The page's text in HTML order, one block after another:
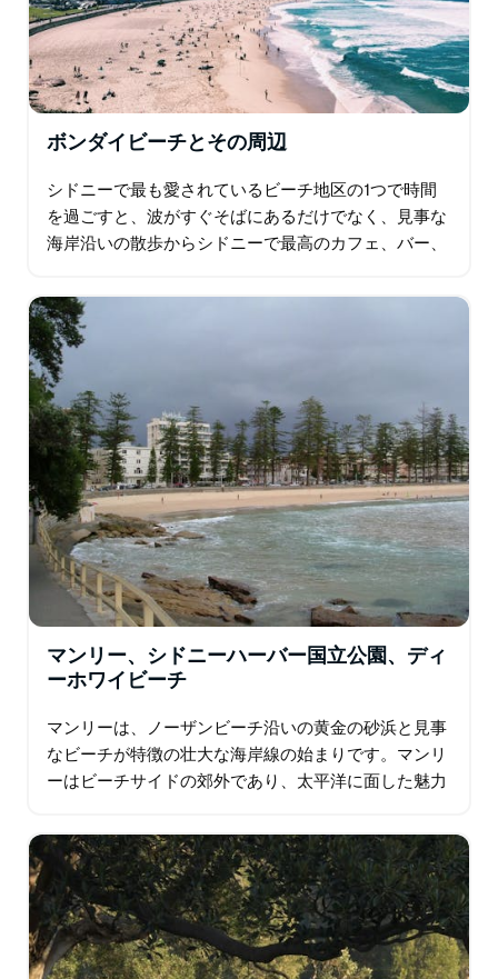
ボンダイビーチとその周辺
シドニーで最も愛されているビーチ地区の1つで時間
を過ごすと、波がすぐそばにあるだけでなく、見事な
海岸沿いの散歩からシドニーで最高のカフェ、バー、
できます…
マンリー、シドニーハーバー国立公園、ディ
ーホワイビーチ
マンリーは、ノーザンビーチ沿いの黄金の砂浜と見事
なビーチが特徴の壮大な海岸線の始まりです。マンリ
ーはビーチサイドの郊外であり、太平洋に面した魅力
す。マンリーは、片側に広い海のビーチ…